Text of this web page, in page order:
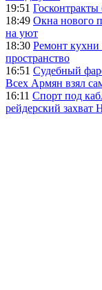
19:51
18:49 Окна нового
на уют
18:30 Ремонт кухни
пространство
16:51 Судебный
Всех Армян взял
16:11 Спорт под
рейдерский